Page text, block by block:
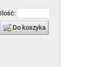
Ilość:
Do koszyka